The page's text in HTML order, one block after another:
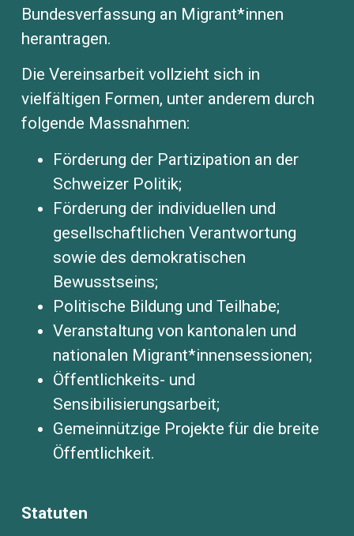
Bundesverfassung an Migrant*innen
herantragen.
Die Vereinsarbeit vollzieht sich in
vielfältigen Formen, unter anderem durch
folgende Massnahmen:
Förderung der Partizipation an der
Schweizer Politik;
Förderung der individuellen und
gesellschaftlichen Verantwortung
sowie des demokratischen
Bewusstseins;
Politische Bildung und Teilhabe;
Veranstaltung von kantonalen und
nationalen Migrant*innensessionen;
Öffentlichkeits- und
Sensibilisierungsarbeit;
Gemeinnützige Projekte für die breite
Öffentlichkeit.
Statuten